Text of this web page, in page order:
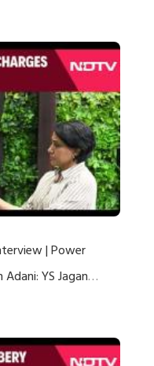
| Power
YS Jagan